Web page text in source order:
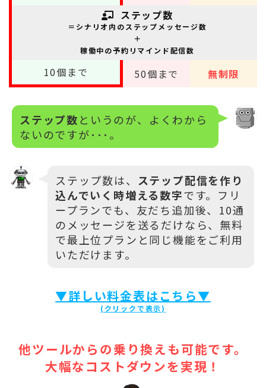
ステップ数
＝シナリオ内のステップメッセージ数
＋
稼働中の予約リマインド配信数
10個まで 50個まで 無制限
ステップ数というのが、よくわから
ないのですが･･･。
ステップ数は、 ステップ配信を作り
込んでいく時増える数字です。フリ
ープランでも、友だち追加後、10通
のメッセージを送るだけなら、無料
で最上位プランと同じ機能をご利用
いただけます。
▼詳しい料金表はこちら▼
他ツールからの乗り換えも可能です。
大幅なコストダウンを実現！